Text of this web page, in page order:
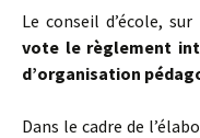
Le conseil d’école,
vote le règlement
d’organisation
Dans le cadre de